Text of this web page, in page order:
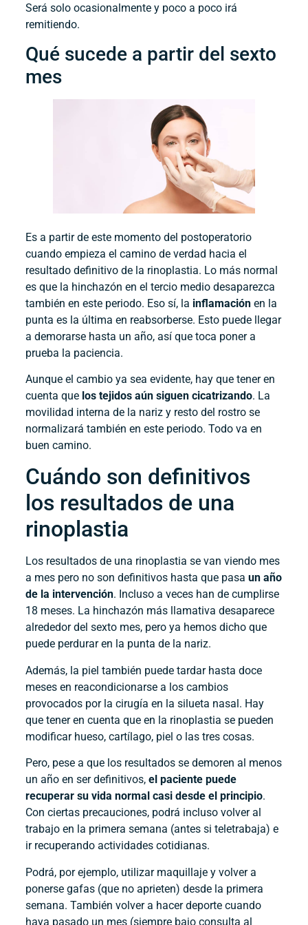
Será solo ocasionalmente y poco a poco irá
remitiendo.
Qué sucede a partir del sexto
mes
Es a partir de este momento del postoperatorio
cuando empieza el camino de verdad hacia el
resultado definitivo de la rinoplastia. Lo más normal
es que la hinchazón en el tercio medio desaparezca
también en este periodo. Eso sí, la inflamaciónen la
punta es la última en reabsorberse. Esto puede llegar
a demorarse hasta un año, así que toca poner a
prueba la paciencia.
Aunque el cambio ya sea evidente, hay que tener en
cuenta que los tejidos aún siguen cicatrizando. La
movilidad interna de la nariz y resto del rostro se
normalizará también en este periodo. Todo va en
buen camino.
Cuándo son definitivos
los resultados de una
rinoplastia
Los resultados de una rinoplastia se van viendo mes
a mes pero no son definitivos hasta que pasa un año
de la intervención. Incluso a veces han de cumplirse
18 meses. La hinchazón más llamativa desaparece
alrededor del sexto mes, pero ya hemos dicho que
puede perdurar en la punta de la nariz.
Además, la piel también puede tardar hasta doce
meses en reacondicionarse a los cambios
provocados por la cirugía en la silueta nasal. Hay
que tener en cuenta que en la rinoplastia se pueden
modificar hueso, cartílago, piel o las tres cosas.
Pero, pese a que los resultados se demoren al menos
un año en ser definitivos, el paciente puede
recuperar su vida normal casi desde el principio.
Con ciertas precauciones, podrá incluso volver al
trabajo en la primera semana (antes si teletrabaja) e
ir recuperando actividades cotidianas.
Podrá, por ejemplo, utilizar maquillaje y volver a
ponerse gafas (que no aprieten) desde la primera
semana. También volver a hacer deporte cuando
haya pasado un mes (siempre bajo consulta al